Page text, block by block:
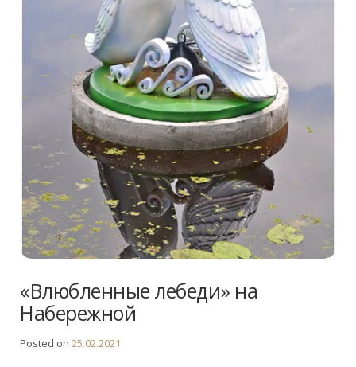
«Влюбленные лебеди» на
Набережной
Posted on 25.02.2021